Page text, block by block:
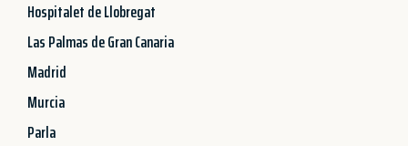
Hospitalet de Llobregat
Las Palmas de Gran Canaria
Madrid
Murcia
Parla